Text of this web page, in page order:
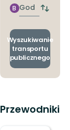
Godzinie
przyjazdu
B
Zmiana
i
Wyszukiwanie
transportu
publicznego
Przewodniki